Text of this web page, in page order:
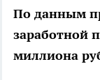
По данным
заработной
миллиона